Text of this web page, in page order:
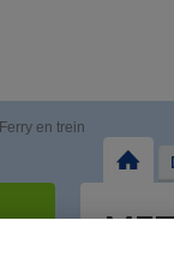
Ferry en trein